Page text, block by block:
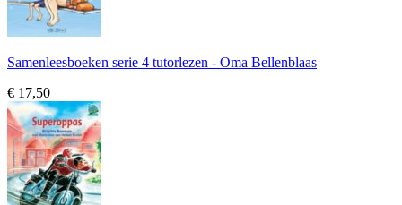
Samenleesboeken serie 4 tutorlezen - Oma Bellenblaas
€ 17,50